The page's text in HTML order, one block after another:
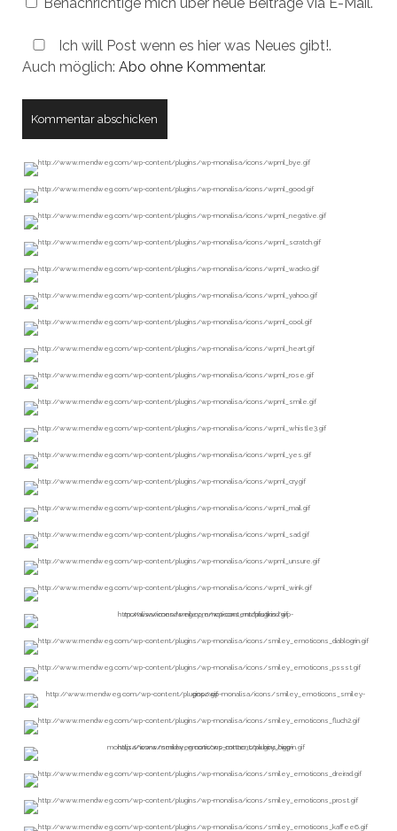
Ich will Post wenn es hier was Neues gibt!.
Auch möglich: Abo ohne Kommentar.